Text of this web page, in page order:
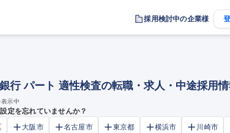
採用検討中の企業様
行 パート 適性検査の転職・求人・中途採用
表示中
定を忘れていませんか？
大阪市 名古屋市 東京都 横浜市 川崎市